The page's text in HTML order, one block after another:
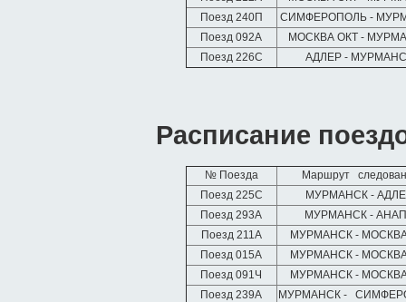
Поезд 240П
СИМФЕРОПОЛЬ -
Поезд 092А
МОСКВА ОКТ -
Поезд 226С
АДЛЕР -
Расписание
№ Поезда
Маршрут
Поезд 225С
МУРМАНСК -
Поезд 293А
МУРМАНСК -
Поезд 211А
МУРМАНСК -
Поезд 015А
МУРМАНСК -
Поезд 091Ч
МУРМАНСК -
Поезд 239А
МУРМАНСК -